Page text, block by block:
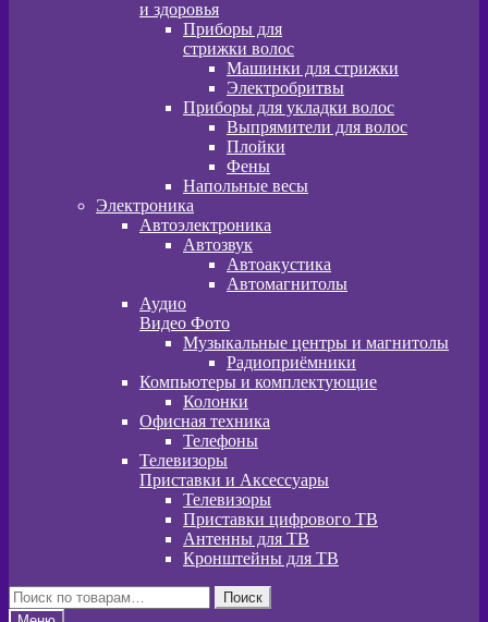
и здоровья
Приборы для
стрижки волос
Машинки для стрижки
Электробритвы
Приборы для укладки волос
Выпрямители для волос
Плойки
Фены
Напольные весы
Электроника
Автоэлектроника
Автозвук
Автоакустика
Автомагнитолы
Аудио
Видео Фото
Музыкальные центры и магнитолы
Радиоприёмники
Компьютеры и комплектующие
Колонки
Офисная техника
Телефоны
Телевизоры
Приставки и Аксессуары
Телевизоры
Приставки цифрового ТВ
Антенны для ТВ
Кронштейны для ТВ
Искать:
Поиск